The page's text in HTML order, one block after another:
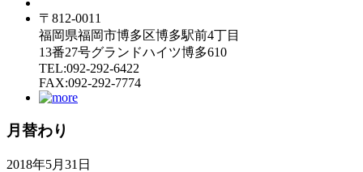
〒812-0011
福岡県福岡市博多区博多駅前4丁目
13番27号グランドハイツ博多610
TEL:092-292-6422
FAX:092-292-7774
月替わり
2018年5月31日